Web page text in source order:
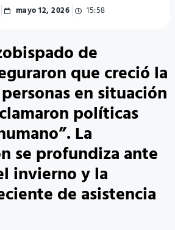
mayo 12, 2026 15:58
de
que creció la
en situación
políticas
La
se profundiza ante
invierno y la
de asistencia